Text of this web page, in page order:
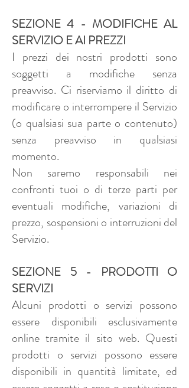
SEZIONE 4 - MODIFICHE AL
SERVIZIO E AI PREZZI
I prezzi dei nostri prodotti sono
soggetti a modifiche senza
preavviso. Ci riserviamo il diritto di
modificare o interrompere il Servizio
(o qualsiasi sua parte o contenuto)
senza preavviso in qualsiasi
momento.
Non saremo responsabili nei
confronti tuoi o di terze parti per
eventuali modifiche, variazioni di
prezzo, sospensioni o interruzioni del
Servizio.
SEZIONE 5 - PRODOTTI O
SERVIZI
Alcuni prodotti o servizi possono
essere disponibili esclusivamente
online tramite il sito web. Questi
prodotti o servizi possono essere
disponibili in quantità limitate, ed